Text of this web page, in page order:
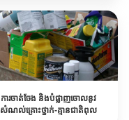
ការចាត់ចែង និងបំផ្លាញចោលនូវ
សំណល់គ្រោះថ្នាក់-គ្មានជាតិពុល